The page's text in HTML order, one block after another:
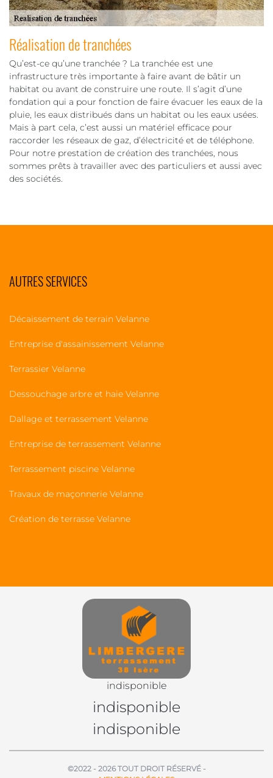
Réalisation de tranchées
Qu’est-ce qu’une tranchée ? La tranchée est une
infrastructure très importante à faire avant de bâtir un
habitat ou avant de construire une route. Il s’agit d’une
fondation qui a pour fonction de faire évacuer les eaux de la
pluie, les eaux distribués dans un habitat ou les eaux usées.
Mais à part cela, c’est aussi un matériel efficace pour
raccorder les réseaux de gaz, d’électricité et de téléphone.
Pour notre prestation de création des tranchées, nous
sommes prêts à travailler avec des particuliers et aussi avec
des sociétés.
AUTRES SERVICES
Décaissement de terrain Velanne
Entreprise d'assainissement Velanne
Terrassier Velanne
Dessouchage arbre et haie Velanne
Dallage et terrassement Velanne
Entreprise de terrassement Velanne
Terrassement piscine Velanne
Travaux de maçonnerie Velanne
Création de terrasse Velanne
indisponible
indisponible
indisponible
©2022 - 2026 TOUT DROIT RÉSERVÉ -